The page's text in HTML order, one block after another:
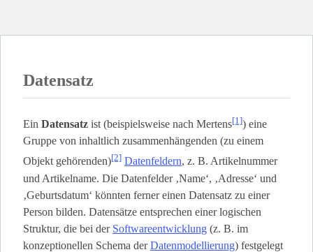
Datensatz
Ein Datensatz ist (beispielsweise nach Mertens[1]) eine
Gruppe von inhaltlich zusammenhängenden (zu einem
Objekt gehörenden)[2] Datenfeldern, z. B. Artikelnummer
und Artikelname. Die Datenfelder ‚Name‘, ‚Adresse‘ und
‚Geburtsdatum‘ könnten ferner einen Datensatz zu einer
Person bilden. Datensätze entsprechen einer logischen
Struktur, die bei der Softwareentwicklung (z. B. im
konzeptionellen Schema derDatenmodellierung) festgelegt